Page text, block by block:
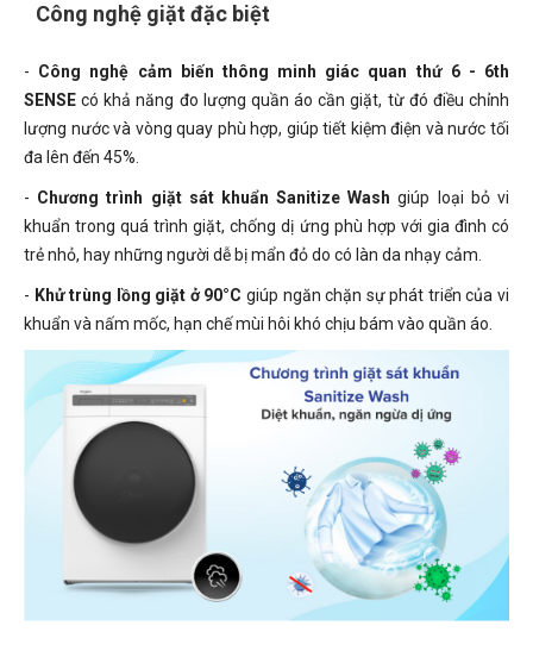
Công nghệ giặt đặc biệt
- Công nghệ cảm biến thông minh giác quan thứ 6 - 6th
SENSE có khả năng đo lượng quần áo cần giặt, từ đó điều chỉnh
lượng nước và vòng quay phù hợp, giúp tiết kiệm điện và nước tối
đa lên đến 45%.
- Chương trình giặt sát khuẩn Sanitize Wash giúp loại bỏ vi
khuẩn trong quá trình giặt, chống dị ứng phù hợp với gia đình có
trẻ nhỏ, hay những người dễ bị mẩn đỏ do có làn da nhạy cảm.
- Khử trùng lồng giặt ở 90°C giúp ngăn chặn sự phát triển của vi
khuẩn và nấm mốc, hạn chế mùi hôi khó chịu bám vào quần áo.